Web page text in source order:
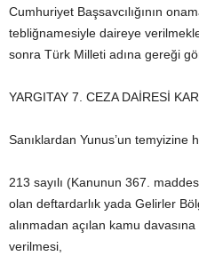
Cumhuriyet Başsavcılığının
tebliğnamesiyle daireye
sonra Türk Milleti adına gereği
YARGITAY 7. CEZA DAİRESİ
Sanıklardan Yunus’un temyizine
213 sayılı (Kanunun 367.
olan deftardarlık yada Gelirler
alınmadan açılan kamu
verilmesi,